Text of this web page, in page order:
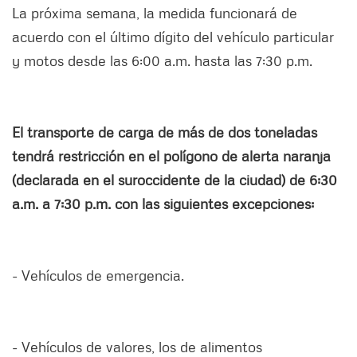
La próxima semana, la medida funcionará de
acuerdo con el último dígito del vehículo particular
y motos desde las 6:00 a.m. hasta las 7:30 p.m.
El transporte de carga de más de dos toneladas
tendrá restricción en el polígono de alerta naranja
(declarada en el suroccidente de la ciudad) de 6:30
a.m. a 7:30 p.m. con las siguientes excepciones:
- Vehículos de emergencia.
- Vehículos de valores, los de alimentos